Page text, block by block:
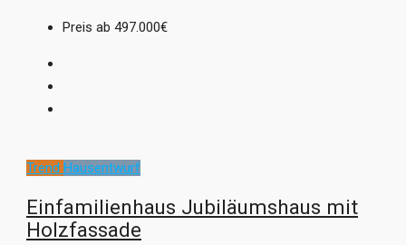
Preis ab 497.000€
Trend Hausentwurf
Einfamilienhaus Jubiläumshaus mit
Holzfassade